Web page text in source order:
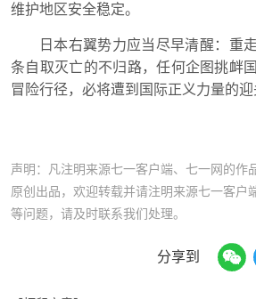
维护地区安全稳定。
日本右翼势力应当尽早清醒：重
条自取灭亡的不归路，任何企图挑衅
冒险行径，必将遭到国际正义力量的迎
声明：凡注明来源七一客户端、七一网的作
原创出品，欢迎转载并请注明来源七一客户
等问题，请及时联系我们处理。
分享到